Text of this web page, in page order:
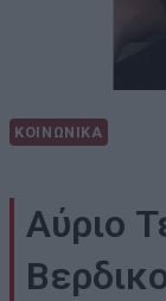
ΚΟΙΝΩΝΙΚΑ
Αύριο